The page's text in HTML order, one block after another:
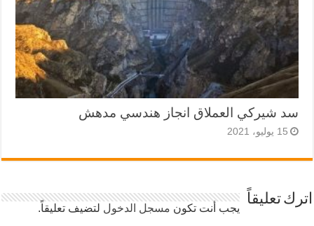
سد شيركي العملاق انجاز هندسي مدهش
15 يوليو، 2021
اترك تعليقاً
يجب أنت تكون مسجل الدخول لتضيف تعليقاً.